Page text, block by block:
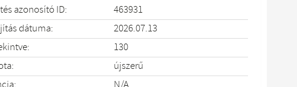
azonosító ID:
463931
dátuma:
2026.07.13
130
újszerű